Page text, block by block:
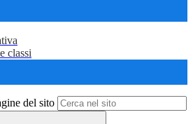
classi
del sito